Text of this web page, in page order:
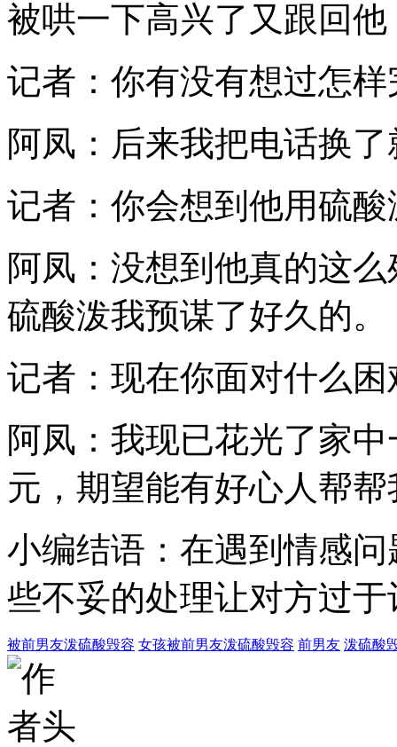
被哄一下高兴了又跟回
记者：你有没有想过怎
阿凤：后来我把电话换
记者：你会想到他用硫
阿凤：没想到他真的这
硫酸泼我预谋了好久的。
记者：现在你面对什么困
阿凤：我现已花光了家
元，期望能有好心人帮帮
小编结语：在遇到情感
些不妥的处理让对方过
被前男友泼硫酸毁容 女孩被前男友泼硫酸毁容 前男友 泼硫酸